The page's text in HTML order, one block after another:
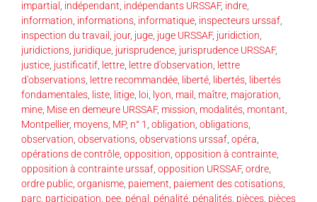
impartial , indépendant, indépendants URSSAF, indre,
information, informations, informatique, inspecteurs urssaf,
inspection du travail , jour, juge, juge URSSAF, juridiction,
juridictions, juridique, jurisprudence, jurisprudence URSSAF,
justice, justificatif, lettre, lettre d'observation, lettre
d'observations, lettre recommandée, liberté, libertés, libertés
fondamentales, liste, litige, loi, lyon, mail , maître, majoration,
mine, Mise en demeure URSSAF, mission, modalités, montant,
Montpellier, moyens, MP, n° 1 , obligation, obligations,
observation, observations, observations urssaf, opéra,
opérations de contrôle, opposition, opposition à contrainte,
opposition à contrainte urssaf, opposition URSSAF, ordre,
ordre public, organisme, paiement, paiement des cotisations,
parc, participation, pee, pénal , pénalité, pénalités, pièces, pièces